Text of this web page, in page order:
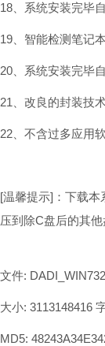
18、系统安装完毕
19、智能检测笔记
20、系统安装完毕
21、改良的封装技
22、不含过多应用
[温馨提示]：下载
压到除C盘后的其
文件:
大小: 3113148416
MD5: